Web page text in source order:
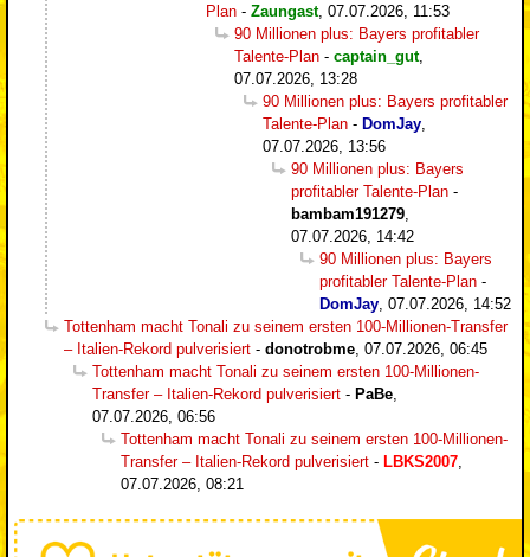
Plan - Zaungast, 07.07.2026, 11:53
90 Millionen plus: Bayers profitabler
Talente-Plan - captain_gut,
07.07.2026, 13:28
90 Millionen plus: Bayers profitabler
Talente-Plan - DomJay
07.07.2026, 13:56
90 Millionen plus: Bayers
profitabler Talente-Plan -
bambam191279
07.07.2026, 14:42
90 Millionen plus: Bayers
profitabler Talente-Plan -
DomJay 07.07.2026, 14:52
Tottenham macht Tonali zu seinem ersten 100-Millionen-Transfer
– Italien-Rekord pulverisiert - donotrobme 07.07.2026, 06:45
Tottenham macht Tonali zu seinem ersten 100-Millionen-
Transfer – Italien-Rekord pulverisiert - PaBe
07.07.2026, 06:56
Tottenham macht Tonali zu seinem ersten 100-Millionen-
Transfer – Italien-Rekord pulverisiert - LBKS2007
07.07.2026, 08:21